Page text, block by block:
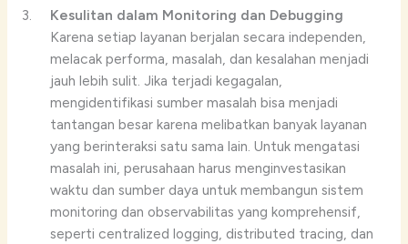
Kesulitan dalam Monitoring dan Debugging
Karena setiap layanan berjalan secara independen,
melacak performa, masalah, dan kesalahan menjadi
jauh lebih sulit. Jika terjadi kegagalan,
mengidentifikasi sumber masalah bisa menjadi
tantangan besar karena melibatkan banyak layanan
yang berinteraksi satu sama lain. Untuk mengatasi
masalah ini, perusahaan harus menginvestasikan
waktu dan sumber daya untuk membangun sistem
monitoring dan observabilitas yang komprehensif,
seperti centralized logging, distributed tracing, dan